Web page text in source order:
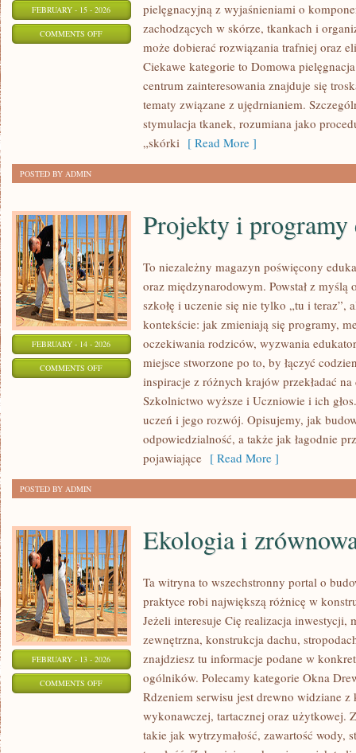
FEBRUARY - 15 - 2026
COMMENTS OFFON
SKŁADNIKI
pielęgnacyjną z wyjaśnieniami o
zachodzących w skórze, tkankach i
może dobierać rozwiązania trafniej oraz
Ciekawe kategorie to Domowa
centrum zainteresowania znajduje się
tematy związane z ujędrnianiem.
stymulacja tkanek, rozumiana jako
„skórki [ Read More ]
POSTED BY ADMIN
FEBRUARY - 14 - 2026
COMMENTS OFFON
PROGRAMY
EDUKACYJNE
Projekty i programy
To niezależny magazyn poświęcony
oraz międzynarodowym. Powstał z myślą
szkołę i uczenie się nie tylko „tu i teraz”,
kontekście: jak zmieniają się programy,
oczekiwania rodziców, wyzwania
miejsce stworzone po to, by łączyć
inspiracje z różnych krajów przekładać na
Szkolnictwo wyższe i Uczniowie i ich
uczeń i jego rozwój. Opisujemy, jak
odpowiedzialność, a także jak łagodnie
pojawiające [ Read More ]
POSTED BY ADMIN
FEBRUARY - 13 - 2026
COMMENTS OFFON
ZRÓWNOWAŻONY
Ekologia i
Ta witryna to wszechstronny portal o
praktyce robi największą różnicę w
Jeżeli interesuje Cię realizacja inwestycji,
zewnętrzna, konstrukcja dachu,
znajdziesz tu informacje podane w
ogólników. Polecamy kategorie Okna
Rdzeniem serwisu jest drewno widziane
wykonawczej, tartacznej oraz użytkowej.
takie jak wytrzymałość, zawartość wody,